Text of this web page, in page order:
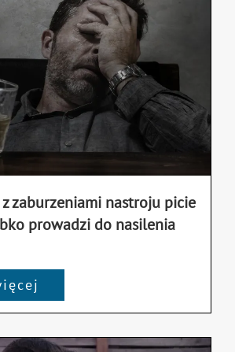
zaburzeniami nastroju picie
prowadzi do nasilenia